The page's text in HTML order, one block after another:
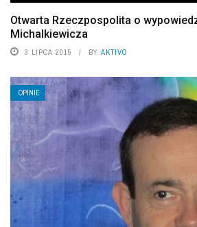
Otwarta Rzeczpospolita o
Michalkiewicza
3 LIPCA 2015 BY AKTIVO
OPINIE